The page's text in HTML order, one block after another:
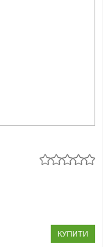
КУПИТИ